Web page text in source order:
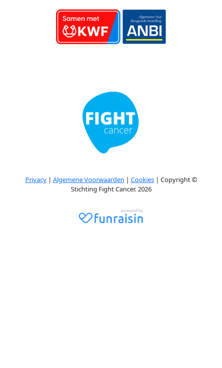
Privacy| Algemene Voorwaarden | Cookies| Copyright ©
Stichting Fight Cancer. 2026